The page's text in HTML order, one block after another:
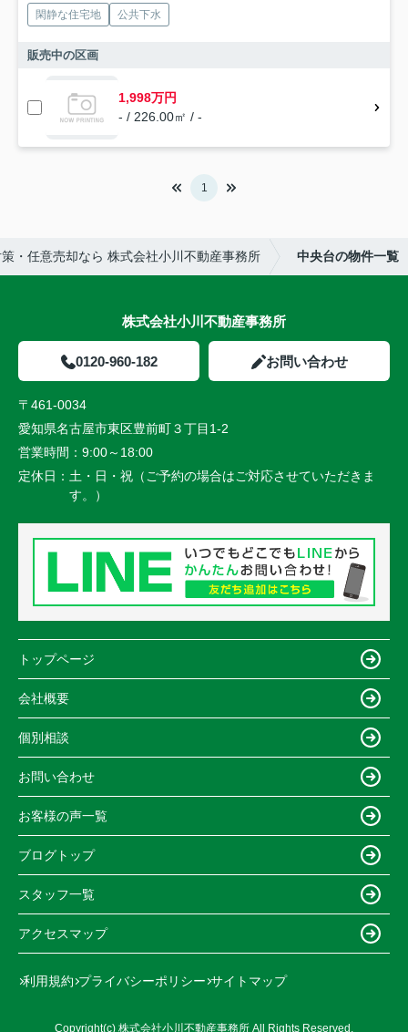
閑静な住宅地 公共下水
販売中の区画
1,998万円
- / 226.00㎡ / -
1
・任意売却なら 株式会社小川不動産事務所 中央台の物件一覧
株式会社小川不動産事務所
0120-960-182 お問い合わせ
〒461-0034
愛知県名古屋市東区豊前町３丁目1-2
営業時間： 9:00～18:00
定休日： 土・日・祝（ご予約の場合はご対応させていただきま
す。）
トップページ
会社概要
個別相談
お問い合わせ
お客様の声一覧
ブログトップ
スタッフ一覧
アクセスマップ
利用規約 プライバシーポリシー サイトマップ
Copyright(c) 株式会社小川不動産事務所 All Rights Reserved.